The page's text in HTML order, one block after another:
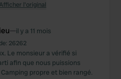
l'original
—il y a 11 mois
26262
Le monsieur a vérifié si
afin que nous puissions
propre et bien rangé.